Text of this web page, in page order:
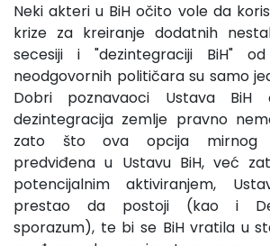
Neki akteri u BiH očito vole da
krize za kreiranje dodatnih
secesiji i "dezintegraciji BiH"
neodgovornih političara su samo
Dobri poznavaoci Ustava
dezintegracija zemlje pravno
zato što ova opcija mirnog
predviđena u Ustavu BiH, već
potencijalnim aktiviranjem,
prestao da postoji (kao i
sporazum), te bi se BiH vratila u